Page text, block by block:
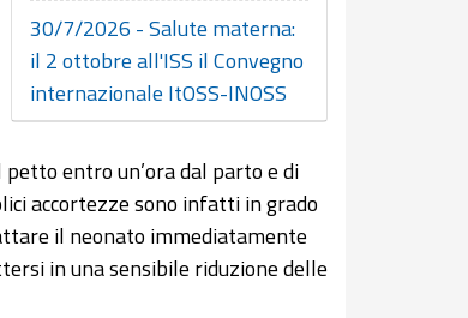
30/7/2026 - Salute materna:
il 2 ottobre all'ISS il Convegno
internazionale ItOSS-INOSS
petto entro un’ora dal parto e di
accortezze sono infatti in grado
il neonato immediatamente
in una sensibile riduzione delle